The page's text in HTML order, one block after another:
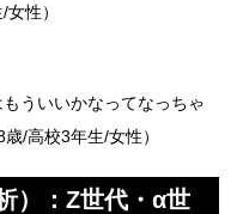
性）
ういいかなってなっちゃ
/高校3年生/女性）
）：Z世代・α世